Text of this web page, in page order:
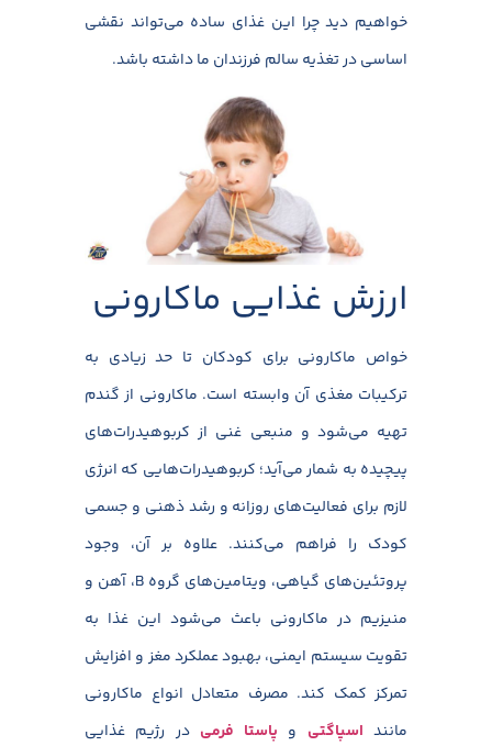
خواهیم دید چرا این غذای ساده می‌تواند نقشی
اساسی در تغذیه سالم فرزندان ما داشته باشد.
ارزش غذایی ماکارونی
خواص ماکارونی برای کودکان تا حد زیادی به
ترکیبات مغذی آن وابسته است. ماکارونی از گندم
تهیه می‌شود و منبعی غنی از کربوهیدرات‌های
پیچیده به شمار می‌آید؛ کربوهیدرات‌هایی که انرژی
لازم برای فعالیت‌های روزانه و رشد ذهنی و جسمی
کودک را فراهم می‌کنند. علاوه بر آن، وجود
پروتئین‌های گیاهی، ویتامین‌های گروه B، آهن و
منیزیم در ماکارونی باعث می‌شود این غذا به
تقویت سیستم ایمنی، بهبود عملکرد مغز و افزایش
تمرکز کمک کند. مصرف متعادل انواع ماکارونی
مانند اسپاگتی و پاستا فرمی در رژیم غذایی